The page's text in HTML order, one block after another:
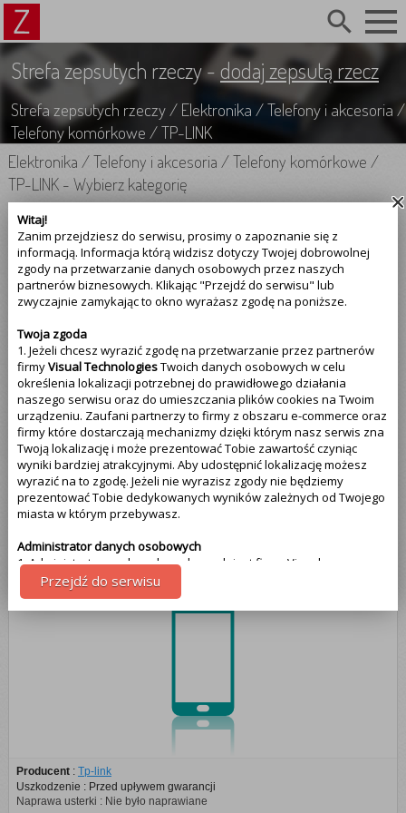
Witaj!
Zanim przejdziesz do serwisu, prosimy o zapoznanie się z
informacją. Informacja którą widzisz dotyczy Twojej dobrowolnej
zgody na przetwarzanie danych osobowych przez naszych
partnerów biznesowych. Klikając "Przejdź do serwisu" lub
zwyczajnie zamykając to okno wyrażasz zgodę na poniższe.
Twoja zgoda
1. Jeżeli chcesz wyrazić zgodę na przetwarzanie przez partnerów
firmyVisual TechnologiesTwoich danych osobowych w celu
określenia lokalizacji potrzebnej do prawidłowego działania
naszego serwisu oraz do umieszczania plików cookies na Twoim
urządzeniu. Zaufani partnerzy to firmy z obszaru e-commerce oraz
firmy które dostarczają mechanizmy dzięki którym nasz serwis zna
Twoją lokalizację i może prezentować Tobie zawartość czyniąc
wyniki bardziej atrakcyjnymi. Aby udostępnić lokalizację możesz
wyrazić na to zgodę. Jeżeli nie wyrazisz zgody nie będziemy
prezentować Tobie dedykowanych wyników zależnych od Twojego
miasta w którym przebywasz.
Administrator danych osobowych
1. Administratorem danych osobowych jest firma Visual
Technologies, więcej informacji na temat naszej firmy znajdziesz na
samym dole strony - klikając na link kontakt. Pamiętaj że Twoja
zgoda może być w każdej chwili cofnięta. Jeżeli wyrażasz zgodę, o
1.Celem przetwarzania danych jest dostosowanie treści serwisu do
tego co aktualnie oglądasz. Więcej szczegółowych informacji
Uprawnienia z tytułu przetwarzania danych
Przysługują Tobie następujące uprawnienia z tytułu przetwarzania
Przejdź do serwisu
search
Strefa zepsutych rzeczy - dodaj zepsutą rzecz
Strefa zepsutych rzeczy/ Elektronika /Telefony i akcesoria /
Telefony komórkowe /TP-LINK
Elektronika /Telefony i akcesoria /Telefony komórkowe /
TP-LINK- Wybierz kategorię
Elektronika
Telefony i akcesoria
Telefony komórkowe
TP-LINK
Najczęściej psujące siętelefony komórkowe tp-link
TP-LINK (1)
HTC (1)
Samsung (1)
Telefon komórkowy TP-LINK
Producent: Tp-link
Uszkodzenie : Przed upływem gwarancji
Naprawa usterki : Nie było naprawiane